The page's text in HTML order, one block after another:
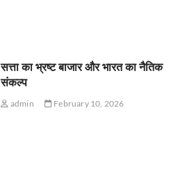
सत्ता का भ्रष्ट बाजार और भारत का नैतिक
संकल्प
admin February 10, 2026